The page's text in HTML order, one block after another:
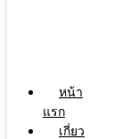
หน้า
แรก
เกี่ยว